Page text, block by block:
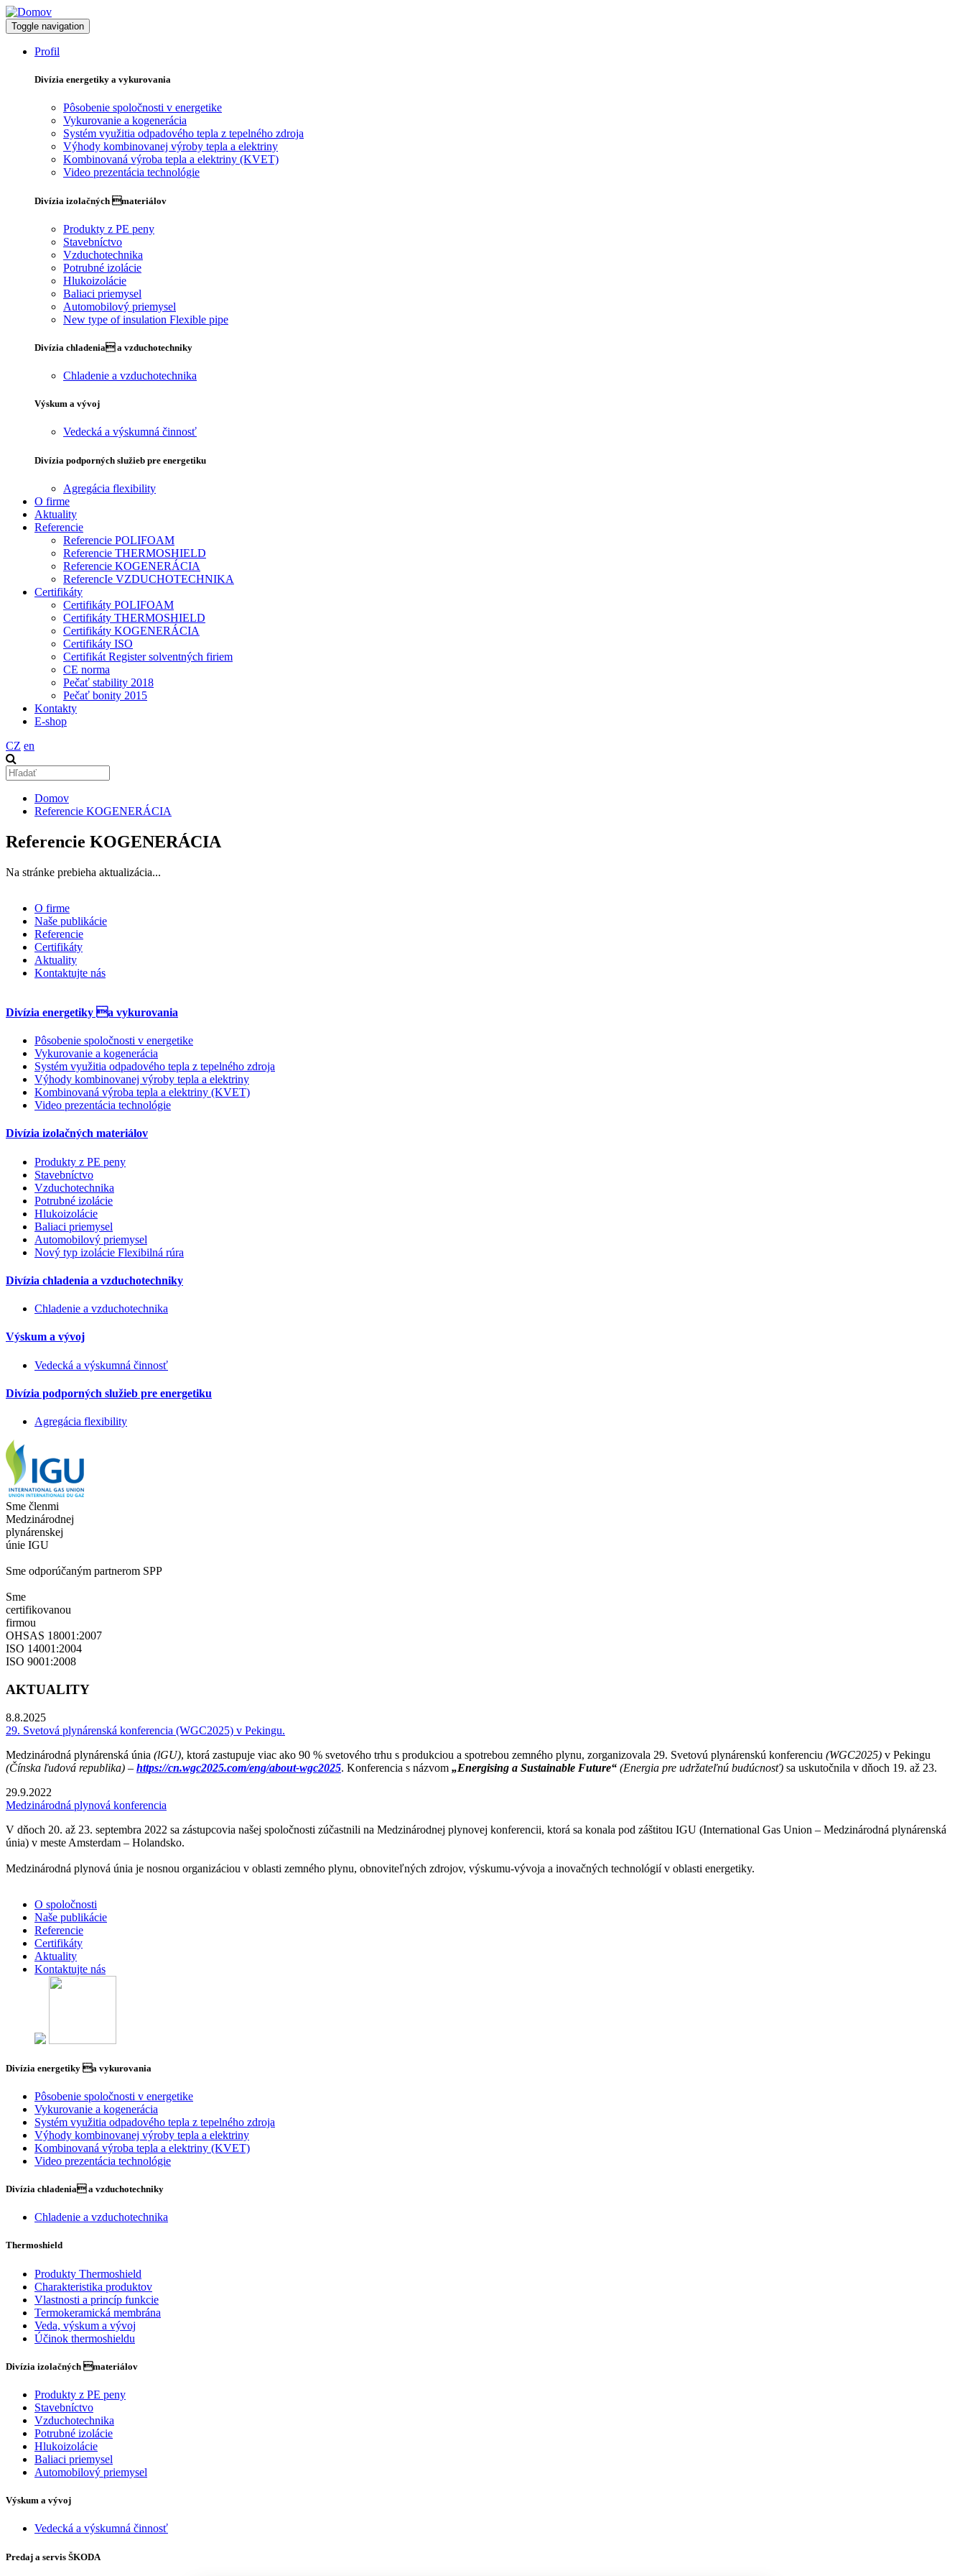
Toggle navigation
Profil
Divízia energetiky a vykurovania
Pôsobenie spoločnosti v energetike
Vykurovanie a kogenerácia
Systém využitia odpadového tepla z tepelného zdroja
Výhody kombinovanej výroby tepla a elektriny
Kombinovaná výroba tepla a elektriny (KVET)
Video prezentácia technológie
Divízia izolačných materiálov
Produkty z PE peny
Stavebníctvo
Vzduchotechnika
Potrubné izolácie
Hlukoizolácie
Baliaci priemysel
Automobilový priemysel
New type of insulation Flexible pipe
Divízia chladenia a vzduchotechniky
Chladenie a vzduchotechnika
Výskum a vývoj
Vedecká a výskumná činnosť
Divízia podporných služieb pre energetiku
Agregácia flexibility
O firme
Aktuality
Referencie
Referencie POLIFOAM
Referencie THERMOSHIELD
Referencie KOGENERÁCIA
ReferencIe VZDUCHOTECHNIKA
Certifikáty
Certifikáty POLIFOAM
Certifikáty THERMOSHIELD
Certifikáty KOGENERÁCIA
Certifikáty ISO
Certifikát Register solventných firiem
CE norma
Pečať stability 2018
Pečať bonity 2015
Kontakty
E-shop
CZ en
Domov
Referencie KOGENERÁCIA
Referencie KOGENERÁCIA
Na stránke prebieha aktualizácia...
O firme
Naše publikácie
Referencie
Certifikáty
Aktuality
Kontaktujte nás
Divízia energetiky a vykurovania
Pôsobenie spoločnosti v energetike
Vykurovanie a kogenerácia
Systém využitia odpadového tepla z tepelného zdroja
Výhody kombinovanej výroby tepla a elektriny
Kombinovaná výroba tepla a elektriny (KVET)
Video prezentácia technológie
Divízia izolačných materiálov
Produkty z PE peny
Stavebníctvo
Vzduchotechnika
Potrubné izolácie
Hlukoizolácie
Baliaci priemysel
Automobilový priemysel
Nový typ izolácie Flexibilná rúra
Divízia chladenia a vzduchotechniky
Chladenie a vzduchotechnika
Výskum a vývoj
Vedecká a výskumná činnosť
Divízia podporných služieb pre energetiku
Agregácia flexibility
Sme členmi
Medzinárodnej
plynárenskej
únie IGU
Sme odporúčaným partnerom SPP
Sme
certifikovanou
firmou
OHSAS 18001:2007
ISO 14001:2004
ISO 9001:2008
AKTUALITY
8.8.2025
29. Svetová plynárenská konferencia (WGC2025) v Pekingu.
Medzinárodná plynárenská únia (lGU), ktorá zastupuje viac ako 90 % svetového trhu s produkciou a spotrebou zemného plynu, zorganizovala 29. Svetovú plynárenskú konferenciu (WGC2025) v Pekingu
(Čínska ľudová republika) – https://cn.wgc2025.com/eng/about-wgc2025. Konferencia s názvom „Energising a Sustainable Future“ (Energia pre udržateľnú budúcnosť) sa uskutočnila v dňoch 19. až 23.
29.9.2022
Medzinárodná plynová konferencia
V dňoch 20. až 23. septembra 2022 sa zástupcovia našej spoločnosti zúčastnili na Medzinárodnej plynovej konferencii, ktorá sa konala pod záštitou IGU (International Gas Union – Medzinárodná plynárenská
únia) v meste Amsterdam – Holandsko.
Medzinárodná plynová únia je nosnou organizáciou v oblasti zemného plynu, obnoviteľných zdrojov, výskumu-vývoja a inovačných technológií v oblasti energetiky.
O spoločnosti
Naše publikácie
Referencie
Certifikáty
Aktuality
Kontaktujte nás
Divízia energetiky a vykurovania
Pôsobenie spoločnosti v energetike
Vykurovanie a kogenerácia
Systém využitia odpadového tepla z tepelného zdroja
Výhody kombinovanej výroby tepla a elektriny
Kombinovaná výroba tepla a elektriny (KVET)
Video prezentácia technológie
Divízia chladenia a vzduchotechniky
Chladenie a vzduchotechnika
Thermoshield
Produkty Thermoshield
Charakteristika produktov
Vlastnosti a princíp funkcie
Termokeramická membrána
Veda, výskum a vývoj
Účinok thermoshieldu
Divízia izolačných materiálov
Produkty z PE peny
Stavebníctvo
Vzduchotechnika
Potrubné izolácie
Hlukoizolácie
Baliaci priemysel
Automobilový priemysel
Výskum a vývoj
Vedecká a výskumná činnosť
Predaj a servis ŠKODA